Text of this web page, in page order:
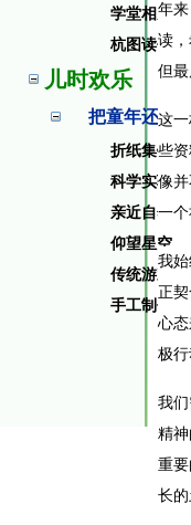
学堂相关的
杭图读书会
儿时欢乐
把童年还给
折纸集锦
科学实验
亲近自然
仰望星空
传统游戏
手工制作
年
读
但
这
些
像
一
我
正
心
极行
我
精
重
长的